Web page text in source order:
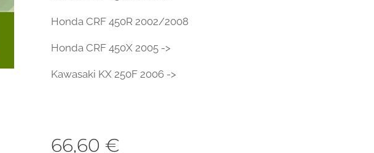
Honda CRF 450R 2002/2008
Honda CRF 450X 2005 ->
Kawasaki KX 250F 2006 ->
66,60 €